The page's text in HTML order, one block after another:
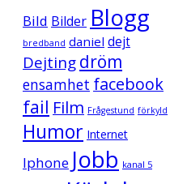
Bild Bilder Blogg
bredband daniel dejt
Dejtingdröm
ensamhet facebook
fail Film Frågestund förkyld
Humor Internet
Iphone Jobb kanal 5